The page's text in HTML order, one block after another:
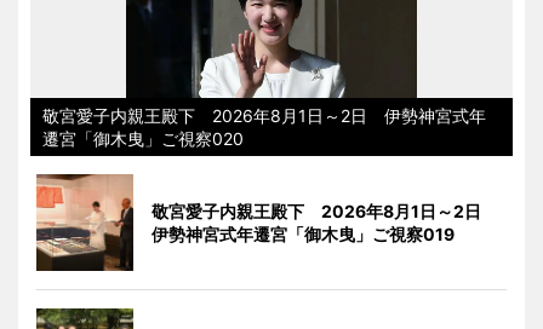
敬宮愛子内親王殿下 2026年8月1日～2日 伊勢神宮式年
遷宮「御木曳」ご視察020
敬宮愛子内親王殿下 2026年8月1日～2日
伊勢神宮式年遷宮「御木曳」ご視察019